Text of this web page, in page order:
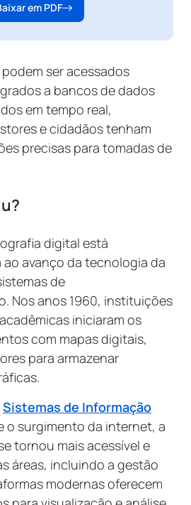
em PDF
podem ser acessados
a bancos de dados
em tempo real,
e cidadãos tenham
precisas para tomadas de
digital está
avanço da tecnologia da
de
Nos anos 1960, instituições
iniciaram os
com mapas digitais,
para armazenar
Sistemas de Informação
o surgimento da internet, a
tornou mais acessível e
áreas, incluindo a gestão
modernas oferecem